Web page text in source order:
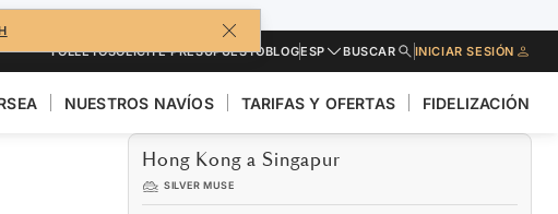
FOLLETOSOLICITE PRESUPUESTOBLOGESP BUSCAR INICIAR SESIÓN
NUESTROS NAVÍOS TARIFAS Y OFERTAS FIDELIZACIÓN
Hong Kong a Singapur
SILVER MUSE